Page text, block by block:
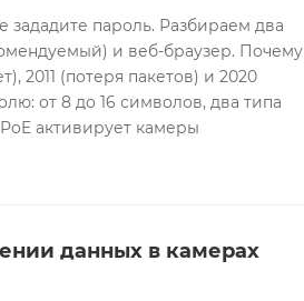
зададите пароль. Разбираем два
и веб-браузер. Почему
2011 (потеря пакетов) и 2020
от 8 до 16 символов, два типа
активирует камеры
данных в камерах